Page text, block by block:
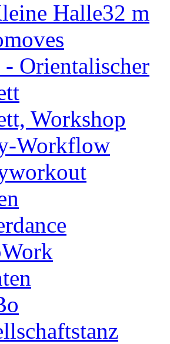
Halle32 m
- Orientalischer
Workshop
Workflow